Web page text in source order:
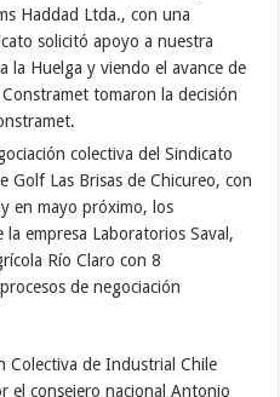
Haddad Ltda., con una
solicitó apoyo a nuestra
la Huelga y viendo el avance de
tomaron la decisión
colectiva del Sindicato
Golf Las Brisas de Chicureo, con
en mayo próximo, los
empresa Laboratorios Saval,
Río Claro con 8
de negociación
Colectiva de Industrial Chile
el consejero nacional Antonio